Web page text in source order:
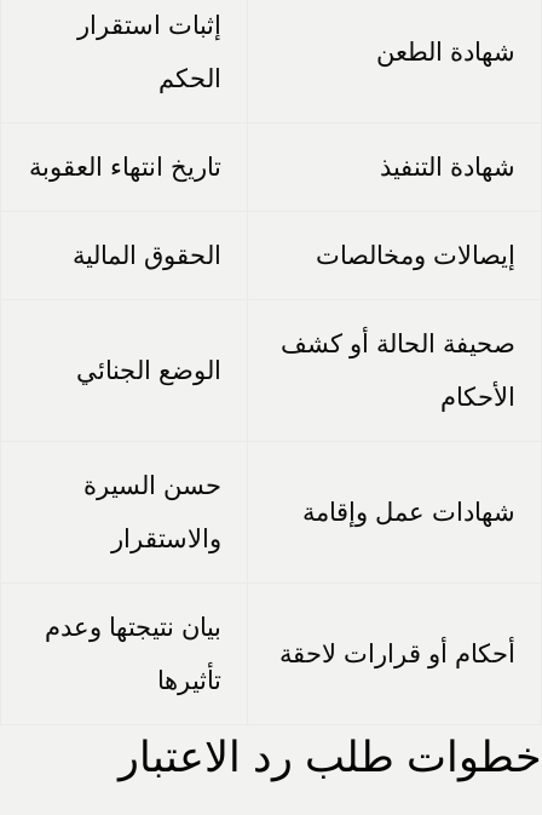
شهادة الطعن
إثبات استقرار
الحكم
شهادة التنفيذ تاريخ انتهاء العقوبة
إيصالات ومخالصات الحقوق المالية
صحيفة الحالة أو كشف
الأحكام
الوضع الجنائي
شهادات عمل وإقامة
حسن السيرة
والاستقرار
أحكام أو قرارات لاحقة
بيان نتيجتها وعدم
تأثيرها
خطوات طلب رد الاعتبار